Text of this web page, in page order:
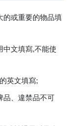
的或重要的物品填
中文填寫,不能使
英文填寫;
品、違禁品不可